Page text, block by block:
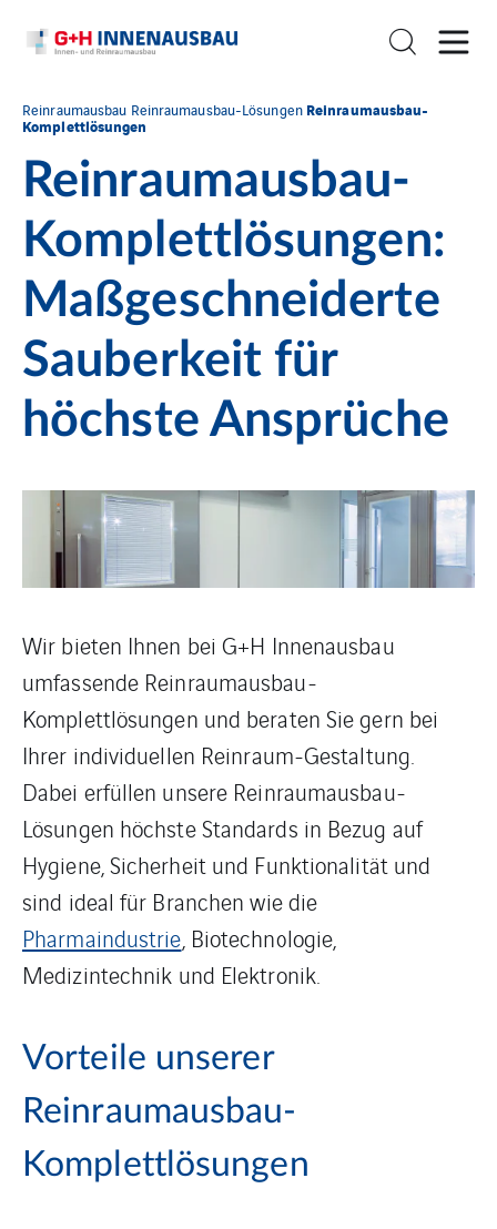
Reinraumausbau Reinraumausbau-Lösungen Reinraumausbau-
Komplettlösungen
Reinraumausbau-
Komplettlösungen:
Maßgeschneiderte
Sauberkeit für
höchste Ansprüche
Wir bieten Ihnen bei G+H Innenausbau
umfassende Reinraumausbau-
Komplettlösungen und beraten Sie gern bei
Ihrer individuellen Reinraum-Gestaltung.
Dabei erfüllen unsere Reinraumausbau-
Lösungen höchste Standards in Bezug auf
Hygiene, Sicherheit und Funktionalität und
sind ideal für Branchen wie die
Pharmaindustrie , Biotechnologie,
Medizintechnik und Elektronik.
Vorteile unserer
Reinraumausbau-
Komplettlösungen